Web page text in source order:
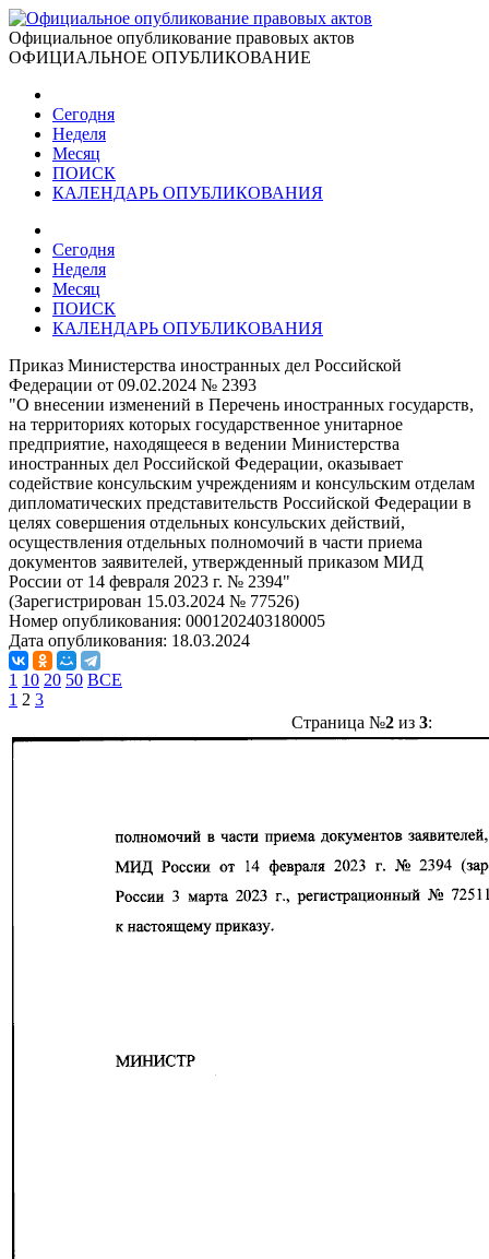
Официальное опубликование правовых актов
ОФИЦИАЛЬНОЕ ОПУБЛИКОВАНИЕ
Сегодня
Неделя
Месяц
ПОИСК
КАЛЕНДАРЬ ОПУБЛИКОВАНИЯ
Сегодня
Неделя
Месяц
ПОИСК
КАЛЕНДАРЬ ОПУБЛИКОВАНИЯ
Приказ Министерства иностранных дел Российской
Федерации от 09.02.2024 № 2393
"О внесении изменений в Перечень иностранных государств,
на территориях которых государственное унитарное
предприятие, находящееся в ведении Министерства
иностранных дел Российской Федерации, оказывает
содействие консульским учреждениям и консульским отделам
дипломатических представительств Российской Федерации в
целях совершения отдельных консульских действий,
осуществления отдельных полномочий в части приема
документов заявителей, утвержденный приказом МИД
России от 14 февраля 2023 г. № 2394"
(Зарегистрирован 15.03.2024 № 77526)
Номер опубликования: 0001202403180005
Дата опубликования: 18.03.2024
1 10 20 50 ВСЕ
1 2 3
Страница №2из 3: